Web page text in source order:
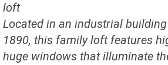
loft
Located in an industrial
1890, this family loft features
huge windows that illuminate